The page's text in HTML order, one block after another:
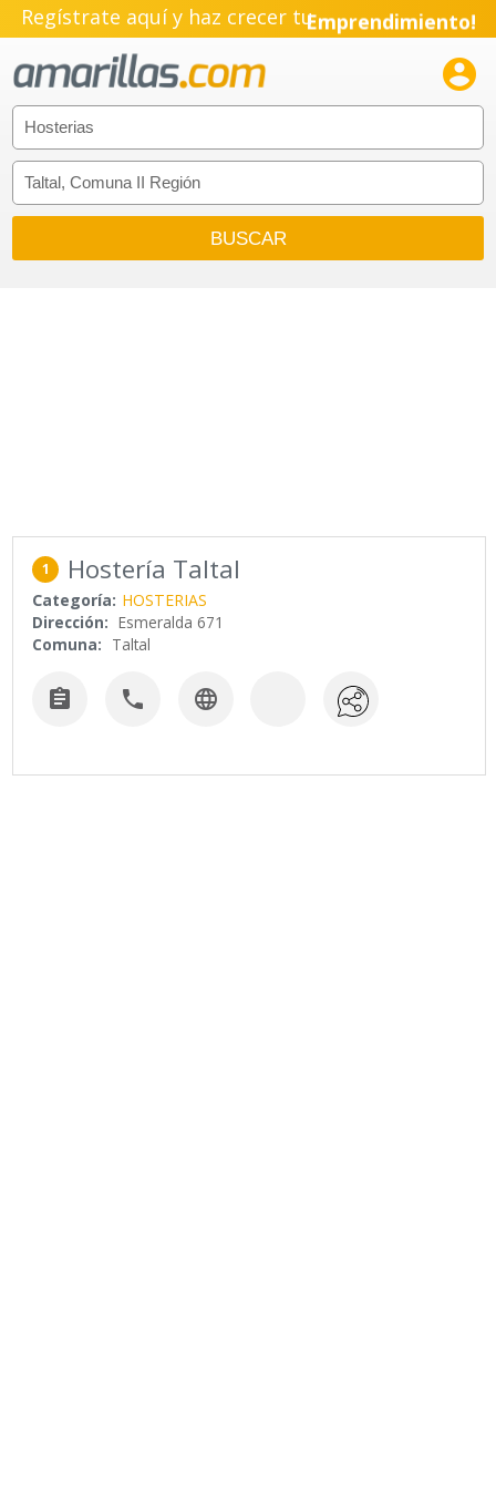
Regístrate aquí y haz crecer tuEmprendimiento!

1 Hostería Taltal
Categoría: HOSTERIAS
Dirección: Esmeralda 671
Comuna: Taltal
  